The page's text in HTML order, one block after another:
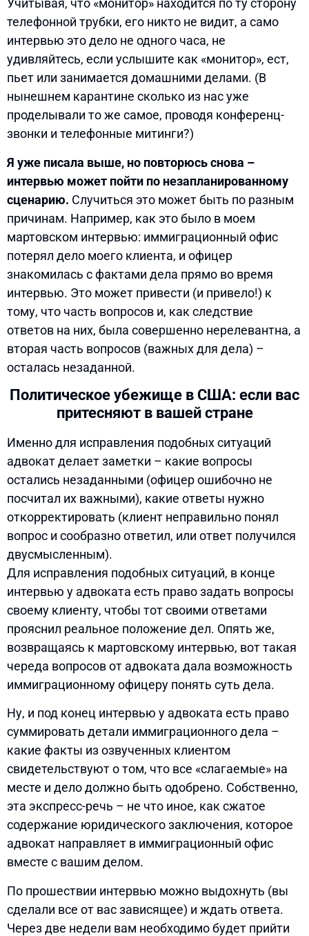
Учитывая, что «монитор» находится по ту сторону
телефонной трубки, его никто не видит, а само
интервью это дело не одного часа, не
удивляйтесь, если услышите как «монитор», ест,
пьет или занимается домашними делами. (В
нынешнем карантине сколько из нас уже
проделывали то же самое, проводя конференц-
звонки и телефонные митинги?)
Я уже писала выше, но повторюсь снова –
интервью может пойти по незапланированному
сценарию. Случиться это может быть по разным
причинам. Например, как это было в моем
мартовском интервью: иммиграционный офис
потерял дело моего клиента, и офицер
знакомилась с фактами дела прямо во время
интервью. Это может привести (и привело!) к
тому, что часть вопросов и, как следствие
ответов на них, была совершенно нерелевантна, а
вторая часть вопросов (важных для дела) –
осталась незаданной.
Политическое убежище в США: если вас
притесняют в вашей стране
Именно для исправления подобных ситуаций
адвокат делает заметки – какие вопросы
остались незаданными (офицер ошибочно не
посчитал их важными), какие ответы нужно
откорректировать (клиент неправильно понял
вопрос и сообразно ответил, или ответ получился
двусмысленным).
Для исправления подобных ситуаций, в конце
интервью у адвоката есть право задать вопросы
своему клиенту, чтобы тот своими ответами
прояснил реальное положение дел. Опять же,
возвращаясь к мартовскому интервью, вот такая
череда вопросов от адвоката дала возможность
иммиграционному офицеру понять суть дела.
Ну, и под конец интервью у адвоката есть право
суммировать детали иммиграционного дела –
какие факты из озвученных клиентом
свидетельствуют о том, что все «слагаемые» на
месте и дело должно быть одобрено. Собственно,
эта экспресс-речь – не что иное, как сжатое
содержание юридического заключения, которое
адвокат направляет в иммиграционный офис
вместе с вашим делом.
По прошествии интервью можно выдохнуть (вы
сделали все от вас зависящее) и ждать ответа.
Через две недели вам необходимо будет прийти